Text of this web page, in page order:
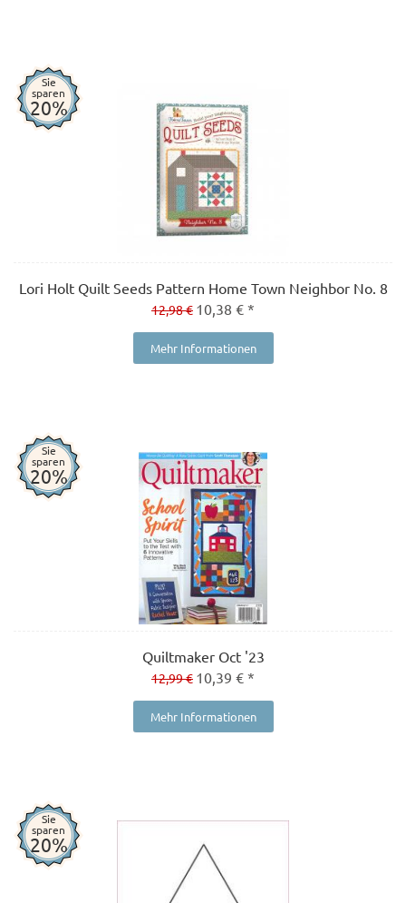
Sie
sparen
20%
Lori Holt Quilt Seeds Pattern Home Town Neighbor No. 8
12,98 € 10,38 € *
Mehr Informationen
Sie
sparen
20%
Quiltmaker Oct '23
12,99 € 10,39 € *
Mehr Informationen
Sie
sparen
20%